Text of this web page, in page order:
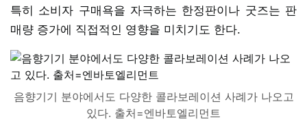
특히 소비자 구매욕을 자극하는 한정판이나 굿즈는 판
매량 증가에 직접적인 영향을 미치기도 한다.
음향기기 분야에서도 다양한 콜라보레이션 사례가 나오고
있다. 출처=엔바토엘리먼트